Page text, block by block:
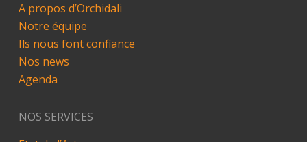
A propos d’Orchidali
Notre équipe
Ils nous font confiance
Nos news
Agenda
NOS SERVICES